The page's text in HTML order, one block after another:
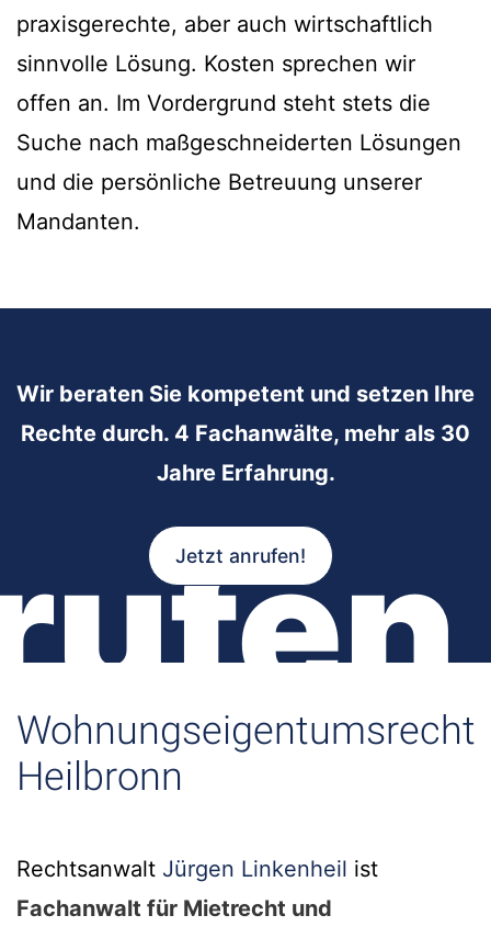
praxisgerechte, aber auch wirtschaftlich
sinnvolle Lösung. Kosten sprechen wir
offen an. Im Vordergrund steht stets die
Suche nach maßgeschneiderten Lösungen
und die persönliche Betreuung unserer
Mandanten.
Wir beraten Sie kompetent und setzen Ihre
Rechte durch. 4 Fachanwälte, mehr als 30
Jahre Erfahrung.
Jetzt anrufen!
Wohnungseigentumsrecht
Heilbronn
Rechtsanwalt Jürgen Linkenheil ist
Fachanwalt für Mietrecht und